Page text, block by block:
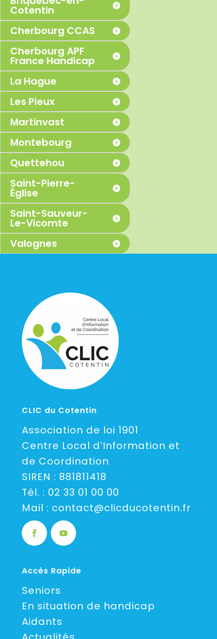
Cotentin
Cherbourg CCAS
Cherbourg APF
France Handicap
La Hague
Les Pieux
Martinvast
Montebourg
Quettehou
Saint-Pierre-
Église
Saint-Sauveur-
Le-Vicomte
Valognes
CLIC du Cotentin
Association de loi 1901
Centre Local d’Information et
de Coordination
SIREN : 881811418
Tél. : 02 33 01 00 00
Mail : contact@clicducotentin.fr
Accès Rapide
Seniors
En situation de handicap
Aidants